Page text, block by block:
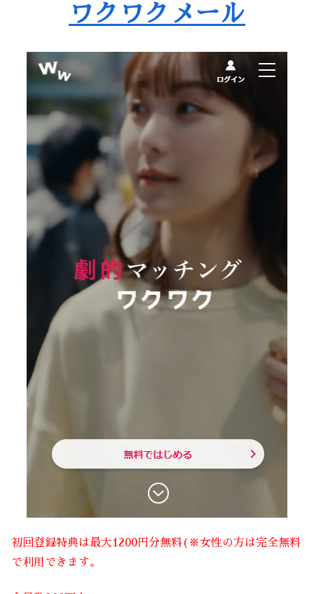
ワクワクメール
初回登録特典は最大1200円分無料(※女性の方は完全無料
で利用できます。